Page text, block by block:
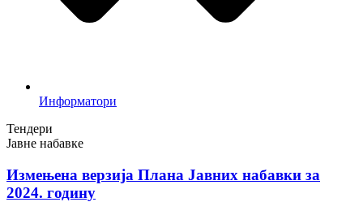
Информатори
Тендери
Јавне набавке
Измењенa верзијa Плана Јавних набавки за
2024. годину